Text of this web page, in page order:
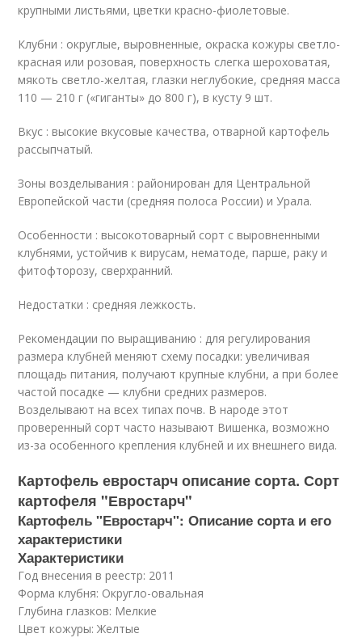
крупными листьями, цветки красно-фиолетовые.
Клубни : округлые, выровненные, окраска кожуры светло-
красная или розовая, поверхность слегка шероховатая,
мякоть светло-желтая, глазки неглубокие, средняя масса
110 — 210 г («гиганты» до 800 г), в кусту 9 шт.
Вкус : высокие вкусовые качества, отварной картофель
рассыпчатый.
Зоны возделывания : районирован для Центральной
Европейской части (средняя полоса России) и Урала.
Особенности : высокотоварный сорт с выровненными
клубнями, устойчив к вирусам, нематоде, парше, раку и
фитофторозу, сверхранний.
Недостатки : средняя лежкость.
Рекомендации по выращиванию : для регулирования
размера клубней меняют схему посадки: увеличивая
площадь питания, получают крупные клубни, а при более
частой посадке — клубни средних размеров.
Возделывают на всех типах почв. В народе этот
проверенный сорт часто называют Вишенка, возможно
из-за особенного крепления клубней и их внешнего вида.
Картофель евростарч описание сорта. Сорт
картофеля "Евростарч"
Картофель "Евростарч": Описание сорта и его
характеристики
Характеристики
Год внесения в реестр: 2011
Форма клубня: Округло-овальная
Глубина глазков: Мелкие
Цвет кожуры: Желтые